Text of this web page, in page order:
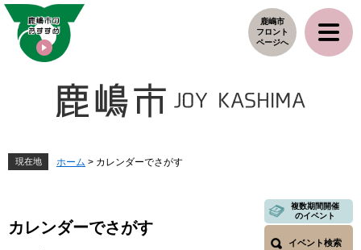
ペ
メ
鹿嶋市
フロント
ページへ
現在地 ホーム > カレンダーでさがす
文
カレンダーでさがす
複数期間開催
のイベント
イベント検索